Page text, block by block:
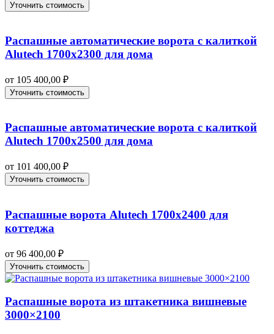
Уточнить стоимость
Распашные автоматические ворота с калиткой
Alutech 1700х2300 для дома
от 105 400,00 ₽
Уточнить стоимость
Распашные автоматические ворота с калиткой
Alutech 1700х2500 для дома
от 101 400,00 ₽
Уточнить стоимость
Распашные ворота Alutech 1700х2400 для
коттеджа
от 96 400,00 ₽
Уточнить стоимость
Распашные ворота из штакетника вишневые
3000×2100